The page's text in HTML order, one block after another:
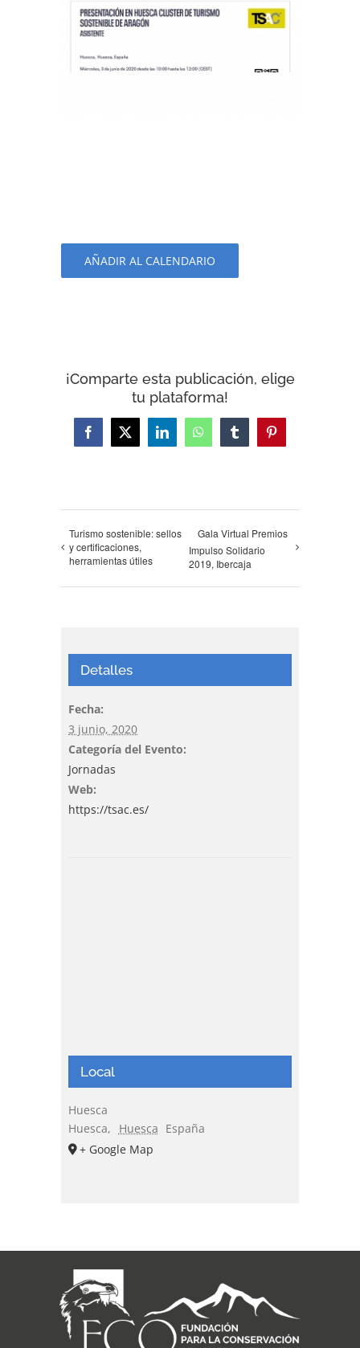
AÑADIR AL CALENDARIO
¡Comparte esta publicación, elige
tu plataforma!
Facebook
X LinkedInWhatsAppTumblrPinterest
Turismo sostenible: sellos
y certificaciones,
herramientas útiles
Gala Virtual Premios
Impulso Solidario
2019, Ibercaja
Detalles
Fecha:
3 junio, 2020
Categoría del Evento:
Jornadas
Web:
https://tsac.es/
Local
Huesca
Huesca, Huesca España
+ Google Map